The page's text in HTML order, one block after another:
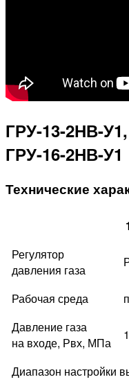
ГРУ-13-2НВ-
ГРУ-16-2НВ-У1
Технические
Регулятор
давления газа
Рабочая среда
Давление газа
на входе, Рвх, МПа
Диапазон настройки